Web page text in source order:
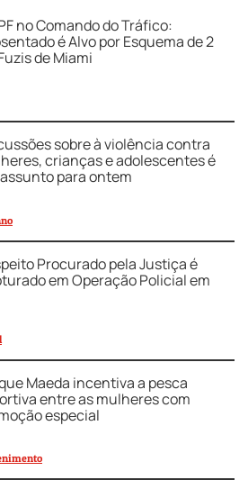
no Comando do Tráfico:
é Alvo por Esquema de 2
de Miami
sobre à violência contra
crianças e adolescentes é
para ontem
Procurado pela Justiça é
em Operação Policial em
Maeda incentiva a pesca
entre as mulheres com
especial